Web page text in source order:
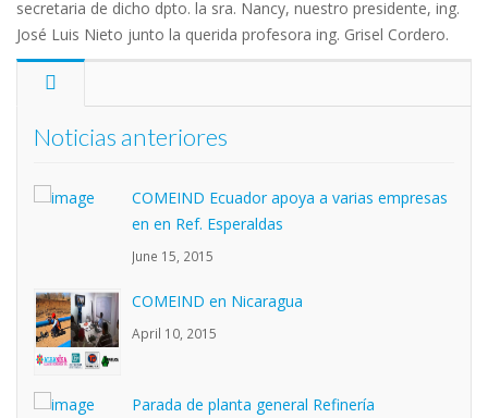
secretaria de dicho dpto. la sra. Nancy, nuestro presidente, ing.
José Luis Nieto junto la querida profesora ing. Grisel Cordero.
Noticias anteriores
COMEIND Ecuador apoya a varias empresas
en en Ref. Esperaldas
June 15, 2015
COMEIND en Nicaragua
April 10, 2015
Parada de planta general Refinería